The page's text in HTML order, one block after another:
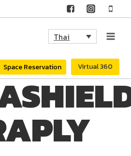
Thai
Space Reservation Virtual 360